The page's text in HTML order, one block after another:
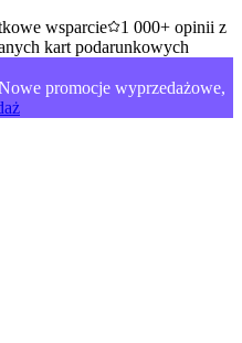
wsparcie
1 000+ opinii z
kart podarunkowych
promocje wyprzedażowe,